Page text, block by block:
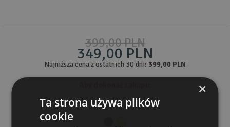
399,00 PLN
349,00 PLN
Najniższa cena z ostatnich 30 dni: 399,00 PLN
1. Wybierz kolor:
×
Ta strona używa plików
cookie